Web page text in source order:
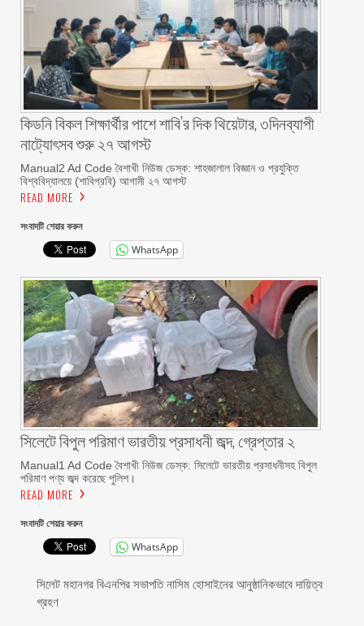
কিডনি বিকল শিক্ষার্থীর পাশে শাবি’র দিক থিয়েটার, ৩দিনব্যাপী
নাট্যোৎসব শুরু ২৭ আগস্ট
Manual2 Ad Code বৈশাখী নিউজ ডেস্ক: শাহজালাল বিজ্ঞান ও প্রযুক্তি
বিশ্ববিদ্যালয়ে (শাবিপ্রবি) আগামী ২৭ আগস্ট
READ MORE
সংবাদটি শেয়ার করুন
WhatsApp
সিলেটে বিপুল পরিমাণ ভারতীয় প্রসাধনী জব্দ, গ্রেপ্তার ২
Manual1 Ad Code বৈশাখী নিউজ ডেস্ক: সিলেটে ভারতীয় প্রসাধনীসহ বিপুল
পরিমাণ পণ্য জব্দ করেছে পুলিশ।
READ MORE
সংবাদটি শেয়ার করুন
WhatsApp
সিলেট মহানগর বিএনপির সভাপতি নাসিম হোসাইনের আনুষ্ঠানিকভাবে দায়িত্ব
গ্রহণ